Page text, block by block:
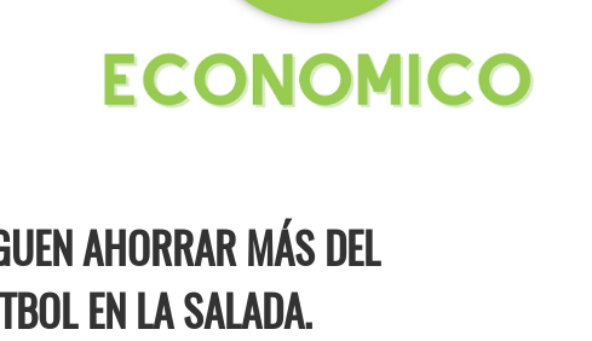
AHORRAR MÁS DEL
EN LA SALADA.